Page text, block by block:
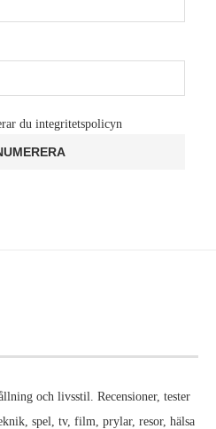
du integritetspolicyn
och livsstil. Recensioner, tester
spel, tv, film, prylar, resor, hälsa